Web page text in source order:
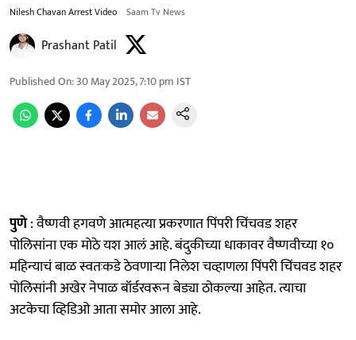
Nilesh Chavan Arrest Video Saam Tv News
Prashant Patil
Published On:30 May 2025, 7:10 pm IST
पुणे: वैष्णवी हगवणे आत्महत्या प्रकरणात पिंपरी चिंचवड शहर
पोलिसांना एक मोठे यश आलं आहे. बंदुकीच्या धाकावर वैष्णवीच्या १०
महिन्याचं बाळ स्वतःकडे ठेवणाऱ्या निलेश चव्हाणला पिंपरी चिंचवड शहर
पोलिसांनी अखेर नेपाळ बॉर्डरवरून बेड्या ठोकल्या आहेत. त्याचा
अटकेचा व्हिडिओ आता समोर आला आहे.